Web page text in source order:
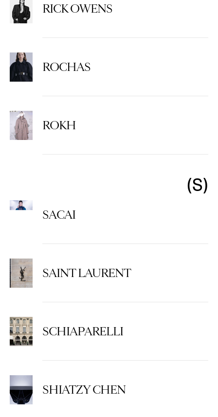
RICK OWENS
ROCHAS
ROKH
S
SACAI
SAINT LAURENT
SCHIAPARELLI
SHIATZY CHEN